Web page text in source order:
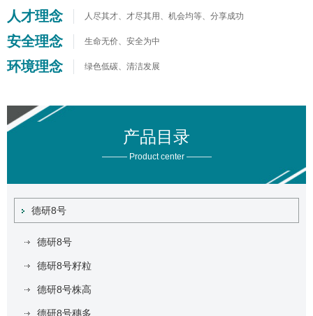
产品目录
——— Product center ———
德研8号
德研8号
德研8号籽粒
德研8号株高
德研8号穗多
人才理念 人尽其才、才尽其用、机会均等、分享成功
安全理念 生命无价、安全为中
环境理念 绿色低碳、清洁发展